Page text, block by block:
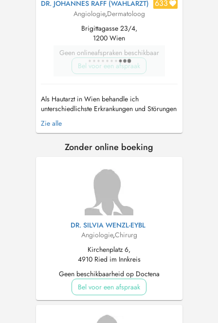
DR. JOHANNES RAFF (WAHLARZT) 633
Angiologie,Dermatoloog
Brigittagasse 23/4,
1200 Wien
Geen onlineafspraken beschikbaar
Bel voor een afspraak
Als Hautarzt in Wien behandle ich
unterschiedlichste Erkrankungen und Störungen
von Haut und Haaren angefangen von Akne
oder auffälligen Muttermalen, Neurodermitis
Ebenso biete ich eine umfassende
Zie alle
Zonder online boeking
DR. SILVIA WENZL-EYBL
Angiologie,Chirurg
Kirchenplatz 6,
4910 Ried im Innkreis
Geen beschikbaarheid op Doctena
Bel voor een afspraak